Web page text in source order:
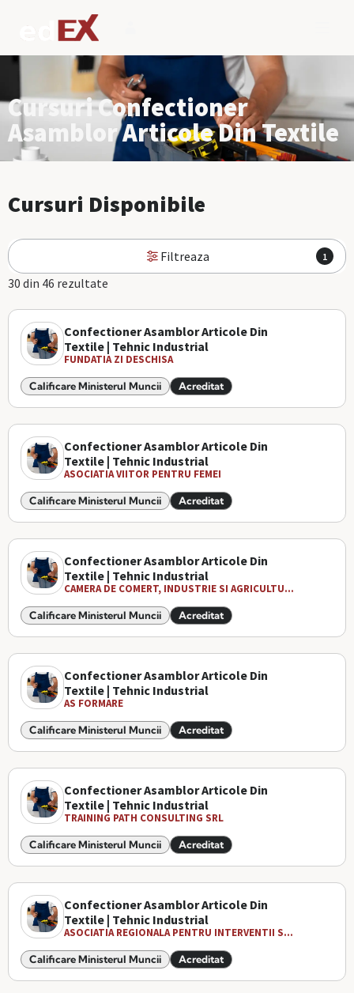
Cursuri Confectioner
Asamblor Articole Din Textile
Cursuri Disponibile
Filtreaza 1
30 din 46 rezultate
Confectioner Asamblor Articole Din
Textile | Tehnic Industrial
FUNDATIA ZI DESCHISA
Calificare Ministerul Muncii Acreditat
Confectioner Asamblor Articole Din
Textile | Tehnic Industrial
ASOCIATIA VIITOR PENTRU FEMEI
Calificare Ministerul Muncii Acreditat
Confectioner Asamblor Articole Din
Textile | Tehnic Industrial
CAMERA DE COMERT, INDUSTRIE SI AGRICULTU...
Calificare Ministerul Muncii Acreditat
Confectioner Asamblor Articole Din
Textile | Tehnic Industrial
AS FORMARE
Calificare Ministerul Muncii Acreditat
Confectioner Asamblor Articole Din
Textile | Tehnic Industrial
TRAINING PATH CONSULTING SRL
Calificare Ministerul Muncii Acreditat
Confectioner Asamblor Articole Din
Textile | Tehnic Industrial
ASOCIATIA REGIONALA PENTRU INTERVENTII S...
Calificare Ministerul Muncii Acreditat